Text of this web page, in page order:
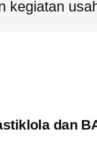
kegiatan
dan